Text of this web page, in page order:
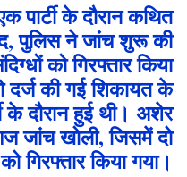
पार्टी के दौरान कथित
पुलिस ने जांच शुरू की
को गिरफ्तार किया
दर्ज की गई शिकायत के
के दौरान हुई थी। अशेर
जांच खोली, जिसमें दो
गिरफ्तार किया गया।